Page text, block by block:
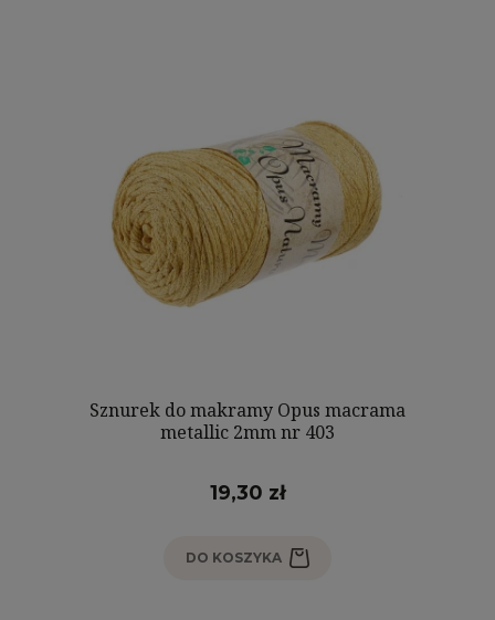
Sznurek do makramy Opus macrama
metallic 2mm nr 403
19,30 zł
DO KOSZYKA